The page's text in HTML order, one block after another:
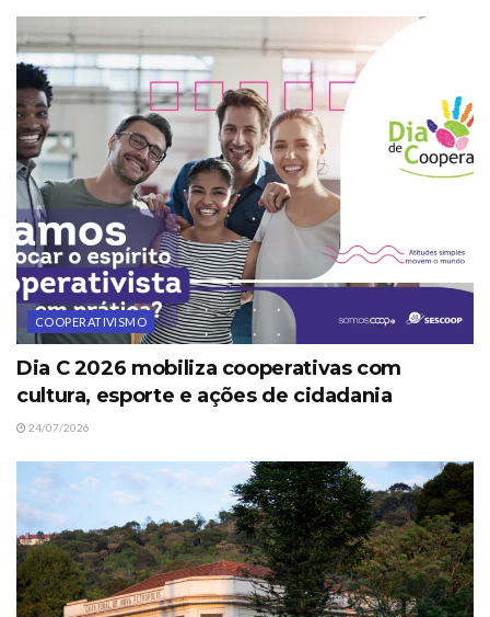
COOPERATIVISMO
Dia C 2026 mobiliza cooperativas com
cultura, esporte e ações de cidadania
24/07/2026